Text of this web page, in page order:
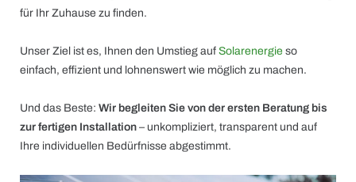
für Ihr Zuhause zu finden.
Unser Ziel ist es, Ihnen den Umstieg auf Solarenergie so
einfach, effizient und lohnenswert wie möglich zu machen.
Und das Beste: Wir begleiten Sie von der ersten Beratung bis
zur fertigen Installation – unkompliziert, transparent und auf
Ihre individuellen Bedürfnisse abgestimmt.